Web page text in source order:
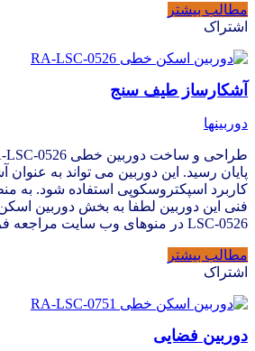
مطالب بیشتر
اشتراک
آشکارساز طیف سنج
دوربینها
پایان رسید. این دوربین می تواند به
کاربرد اسپکتروسکوپی استفاده شود.
LSC-0526 در منوهای وب سایت مراجعه فرمایید.
مطالب بیشتر
اشتراک
دوربین فضایی